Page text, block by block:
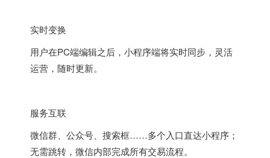
实时变换
用户在PC端编辑之后，小程序端将实时同步，灵活
运营，随时更新。
服务互联
微信群、公众号、搜索框……多个入口直达小程序；
无需跳转，微信内部完成所有交易流程。